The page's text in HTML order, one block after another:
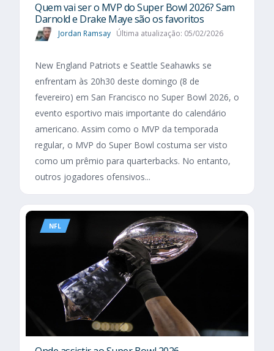
Quem vai ser o MVP do Super Bowl 2026? Sam
Darnold e Drake Maye são os favoritos
Jordan Ramsay Última atualização: 05/02/2026
New England Patriots e Seattle Seahawks se
enfrentam às 20h30 deste domingo (8 de
fevereiro) em San Francisco no Super Bowl 2026, o
evento esportivo mais importante do calendário
americano. Assim como o MVP da temporada
regular, o MVP do Super Bowl costuma ser visto
como um prêmio para quarterbacks. No entanto,
outros jogadores ofensivos...
NFL